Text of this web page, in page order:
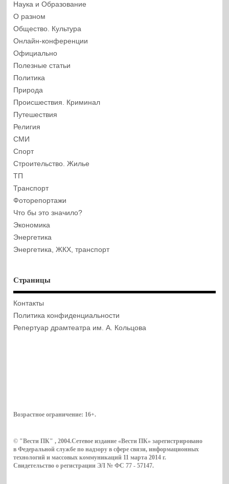
Наука и Образование
О разном
Общество. Культура
Онлайн-конференции
Официально
Полезные статьи
Политика
Природа
Происшествия. Криминал
Путешествия
Религия
СМИ
Спорт
Строительство. Жилье
ТП
Транспорт
Фоторепортажи
Что бы это значило?
Экономика
Энергетика
Энергетика, ЖКХ, транспорт
Страницы
Контакты
Политика конфиденциальности
Репертуар драмтеатра им. А. Кольцова
Возрастное ограничение: 16+.
© "Вести ПК" , 2004.Сетевое издание «Вести ПК» зарегистрировано
в Федеральной службе по надзору в сфере связи, информационных
технологий и массовых коммуникаций 11 марта 2014 г.
Свидетельство о регистрации ЭЛ № ФС 77 - 57147.